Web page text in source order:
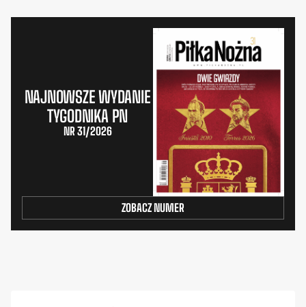
NAJNOWSZE WYDANIE
TYGODNIKA PN
NR 31/2026
ZOBACZ NUMER